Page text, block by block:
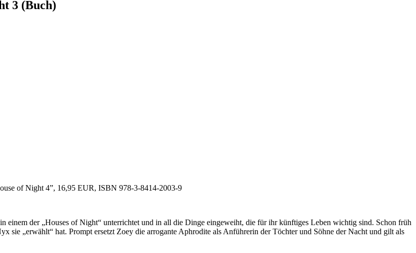
3 (Buch)
of Night 4”, 16,95 EUR, ISBN 978-3-8414-2003-9
einem der „Houses of Night“ unterrichtet und in all die Dinge eingeweiht, die für ihr künftiges Leben wichtig sind. Schon früh
sie „erwählt“ hat. Prompt ersetzt Zoey die arrogante Aphrodite als Anführerin der Töchter und Söhne der Nacht und gilt als